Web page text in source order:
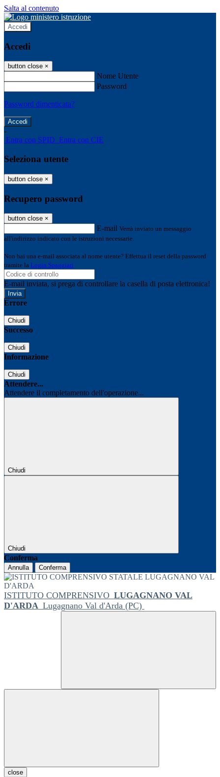
Salta al contenuto
Accedi
Accedi
button close ×
Nome Utente
Password
Password dimenticata?
-
Entra con SPID Entra con CIE
Seleziona utente
button close ×
Recupero password
button close ×
E-mail Verrà inviato un messaggio
all'indirizzo indicato con le istruzioni necessarie.
Non hai una e-mail associata al nome utente? Effettua il reset della password
tramite la Login Spaggiari
E-mail inviata, si prega di controllare la casella di posta elettronica!
Errore
Chiudi
Successo
Chiudi
Informazione
Chiudi
Attendere...
Attendere il completamento dell'operazione...
Chiudi
Chiudi
Conferma
Annulla Conferma
ISTITUTO COMPRENSIVO LUGAGNANO VAL
D'ARDA Lugagnano Val d'Arda (PC)
close